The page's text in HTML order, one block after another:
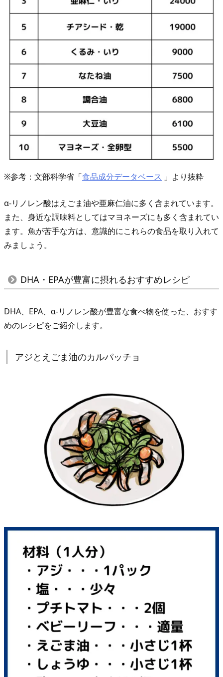
※参考：文部科学省「食品成分データベース 」より抜粋
α-リノレン酸はえごま油や亜麻仁油に多く含まれています。
また、身近な調味料としてはマヨネーズにも多く含まれてい
ます。魚が苦手な方は、意識的にこれらの食品を取り入れて
みましょう。
DHA・EPAが豊富に摂れるおすすめレシピ
DHA、EPA、α-リノレン酸が豊富な食べ物を使った、おすす
めのレシピをご紹介します。
アジとえごま油のカルパッチョ